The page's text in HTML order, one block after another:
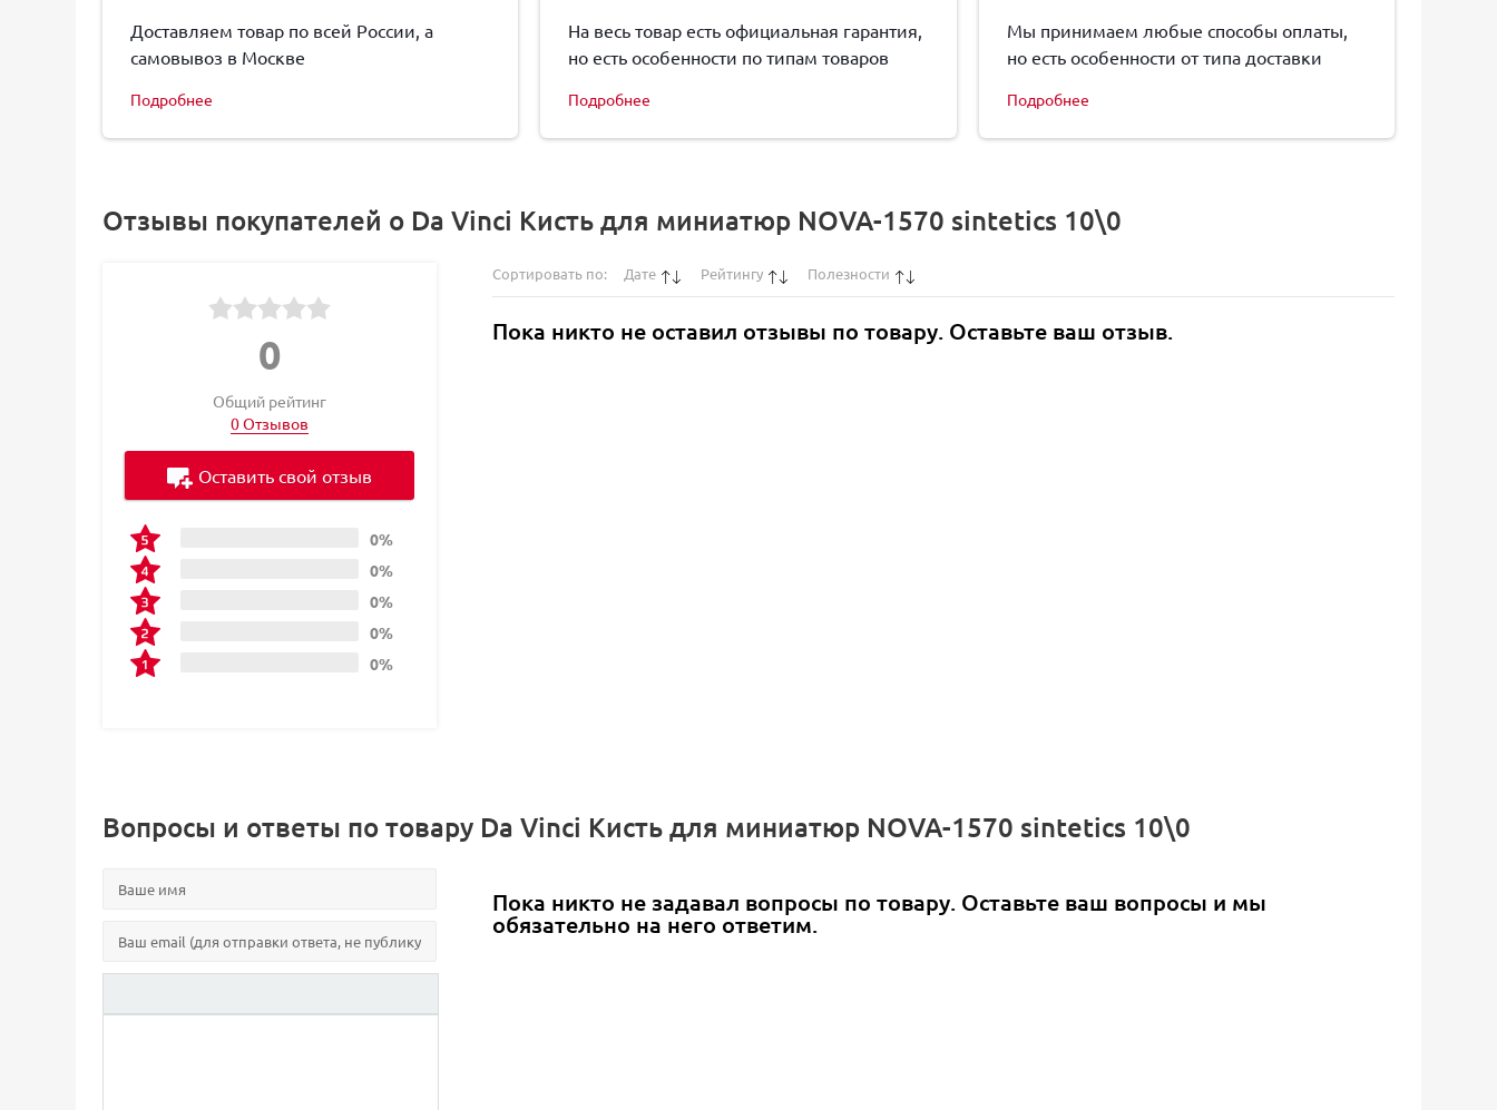
Доставляем товар по всей России, а
самовывоз в Москве
Подробнее
На весь товар есть официальная гарантия,
но есть особенности по типам товаров
Подробнее
Мы принимаем любые способы оплаты,
но есть особенности от типа доставки
Подробнее
Отзывы покупателей о Da Vinci Кисть для миниатюр NOVA-1570 sintetics 10\0
0
Общий рейтинг
0 Отзывов
0%
0%
0%
0%
0%
Оставить свой отзыв
Сортировать по: Дате Рейтингу Полезности
Пока никто не оставил отзывы по товару. Оставьте ваш отзыв.
Вопросы и ответы по товару Da Vinci Кисть для миниатюр NOVA-1570 sintetics 10\0
Пока никто не задавал вопросы по товару. Оставьте ваш вопросы и мы
обязательно на него ответим.